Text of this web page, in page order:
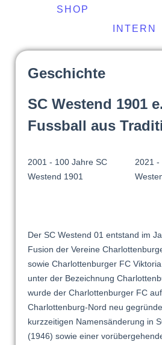
SHOP
INTERN
Geschichte
SC Westend 1901
Fussball aus
2001 - 100 Jahre SC
Westend 1901
2021 -
Der SC Westend 01 entstand im
Fusion der Vereine
sowie Charlottenburger FC
unter der Bezeichnung
wurde der Charlottenburger FC
Charlottenburg-Nord neu
kurzzeitigen Namensänderung in
(1946) sowie einer